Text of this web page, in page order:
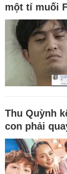
một tí muối
Thu Quỳnh
con phải